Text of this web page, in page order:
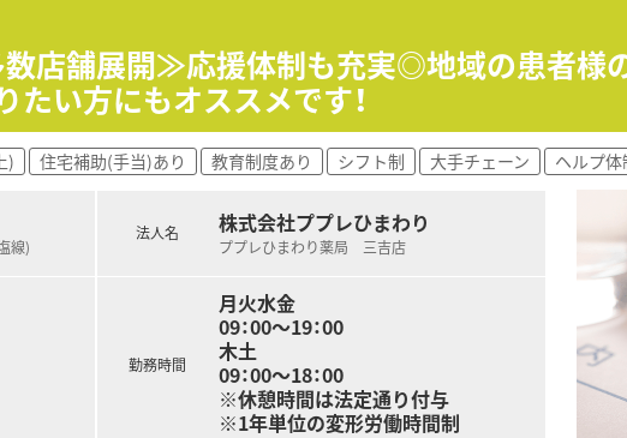
数店舗展開≫応援体制も充実◎地域の患者様
たい方にもオススメです！
) 住宅補助(手当)あり 教育制度あり シフト制 大手チェーン ヘルプ
線)
法人名 株式会社ププレひまわり
ププレひまわり薬局 三吉店
勤務時間
月火水金
09：00～19：00
木土
09：00～18：00
※休憩時間は法定通り付与
※1年単位の変形労働時間制